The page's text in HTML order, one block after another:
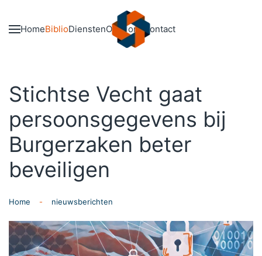
Skip to main content
HomeBiblioDienstenOver onsContact
Stichtse Vecht gaat
persoonsgegevens bij
Burgerzaken beter
beveiligen
Home nieuwsberichten